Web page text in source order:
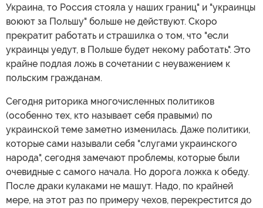
Украина, то Россия стояла у наших границ" и "украинцы
воюют за Польшу" больше не действуют. Скоро
прекратит работать и страшилка о том, что "если
украинцы уедут, в Польше будет некому работать". Это
крайне подлая ложь в сочетании с неуважением к
польским гражданам.
Сегодня риторика многочисленных политиков
(особенно тех, кто называет себя правыми) по
украинской теме заметно изменилась. Даже политики,
которые сами называли себя "слугами украинского
народа", сегодня замечают проблемы, которые были
очевидные с самого начала. Но дорога ложка к обеду.
После драки кулаками не машут. Надо, по крайней
мере, на этот раз по примеру чехов, перекрестится до